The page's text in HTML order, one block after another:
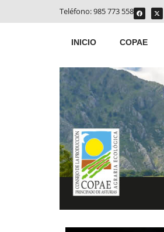
Teléfono:985 773 558
INICIO COPAE